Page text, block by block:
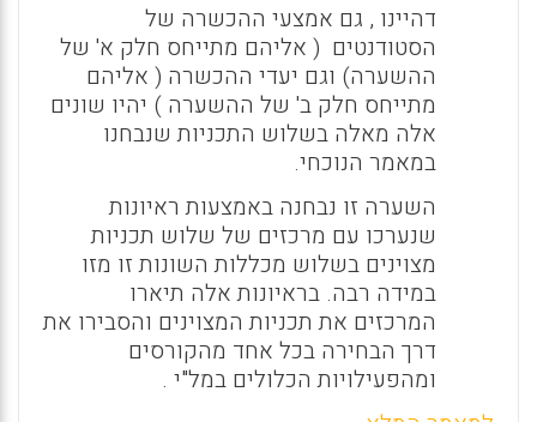
דהיינו , גם אמצעי ההכשרה של
הסטודנטים ( אליהם מתייחס חלק א' של
ההשערה) וגם יעדי ההכשרה ( אליהם
מתייחס חלק ב' של ההשערה ) יהיו שונים
אלה מאלה בשלוש התכניות שנבחנו
במאמר הנוכחי.
השערה זו נבחנה באמצעות ראיונות
שנערכו עם מרכזים של שלוש תכניות
מצוינים בשלוש מכללות השונות זו מזו
במידה רבה. בראיונות אלה תיארו
המרכזים את תכניות המצוינים והסבירו את
דרך הבחירה בכל אחד מהקורסים
ומהפעילויות הכלולים במל"י .